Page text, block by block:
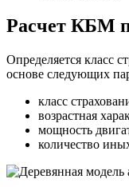
Расчет КБМ
Определяется класс
основе следующих
класс
возрастная
мощность
количество